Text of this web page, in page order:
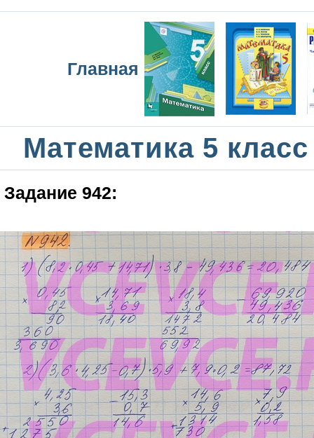
Главная
Математика 5
Задание 942: